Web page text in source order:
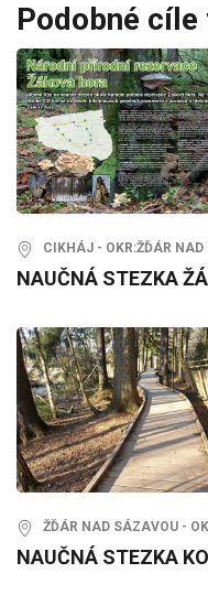
Podobné
CIKHÁJ - OKR:ŽĎÁR NAD
NAUČNÁ STEZKA
ŽĎÁR NAD SÁZAVOU -
NAUČNÁ STEZKA